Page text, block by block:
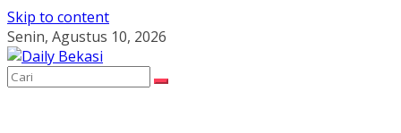
Skip to content
Senin, Agustus 10, 2026